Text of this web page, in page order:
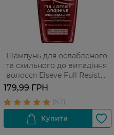
Шампунь для ослабленого
та схильного до випадіння
волосся Elseve Full Resist
Arginine+Aminexil 250 мл
179,99 ГРН